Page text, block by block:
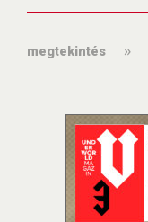
megtekintés »